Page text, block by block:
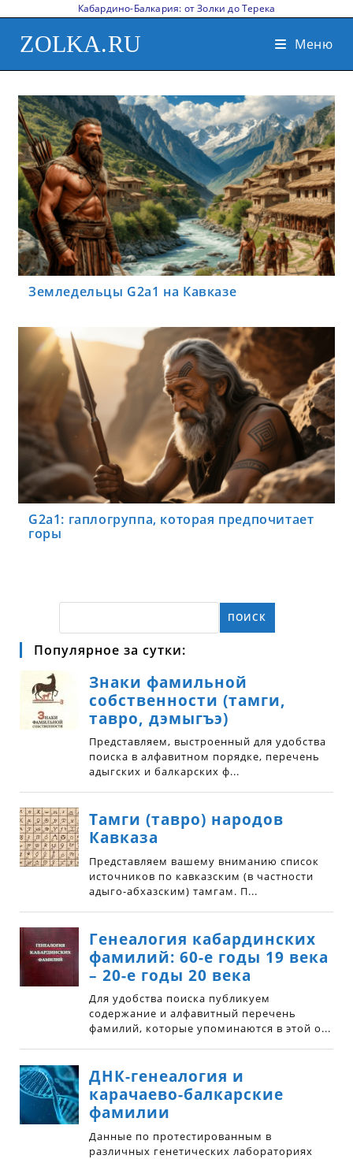
Кабардино-Балкария: от Золки до Терека
ZOLKA.RU Меню
Земледельцы G2a1 на Кавказе
G2a1: гаплогруппа, которая предпочитает
горы
ПОИСК
Популярное за сутки: